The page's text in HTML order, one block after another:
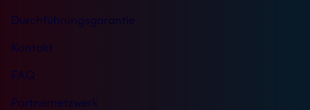
Durchführungsgarantie
Kontakt
FAQ
Partnernetzwerk